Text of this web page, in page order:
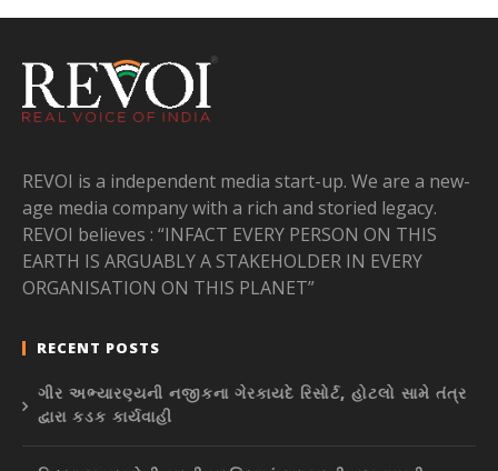
REVOI is a independent media start-up. We are a new-
age media company with a rich and storied legacy.
REVOI believes : “INFACT EVERY PERSON ON THIS
EARTH IS ARGUABLY A STAKEHOLDER IN EVERY
ORGANISATION ON THIS PLANET”
RECENT POSTS
ગીર અભ્યારણ્યની નજીકના ગેરકાયદે રિસોર્ટ, હોટલો સામે તંત્ર
દ્વારા કડક કાર્યવાહી